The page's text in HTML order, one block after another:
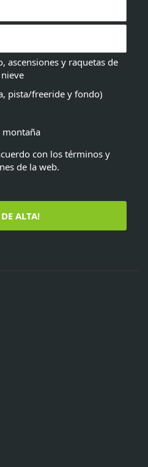
ascensiones y raquetas de
nieve
pista/freeride y fondo)
montaña
con los términos y
de la web.
ALTA!